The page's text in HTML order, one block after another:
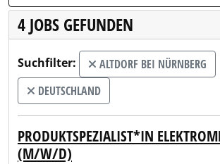
4 JOBS GEFUNDEN
Suchfilter:
ALTDORF BEI NÜRNBERG
DEUTSCHLAND
PRODUKTSPEZIALIST*IN
(M/W/D)